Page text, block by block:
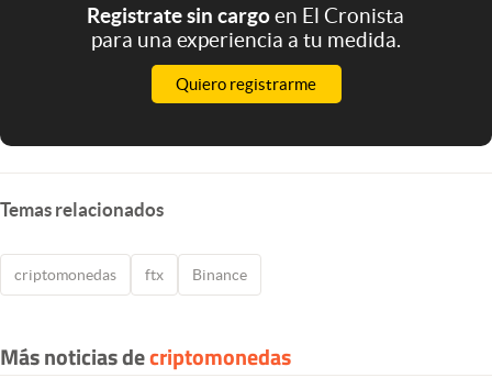
Registrate sin cargoen El Cronista
para una experiencia a tu medida.
Quiero registrarme
Temas relacionados
criptomonedas ftx Binance
Más noticias decriptomonedas